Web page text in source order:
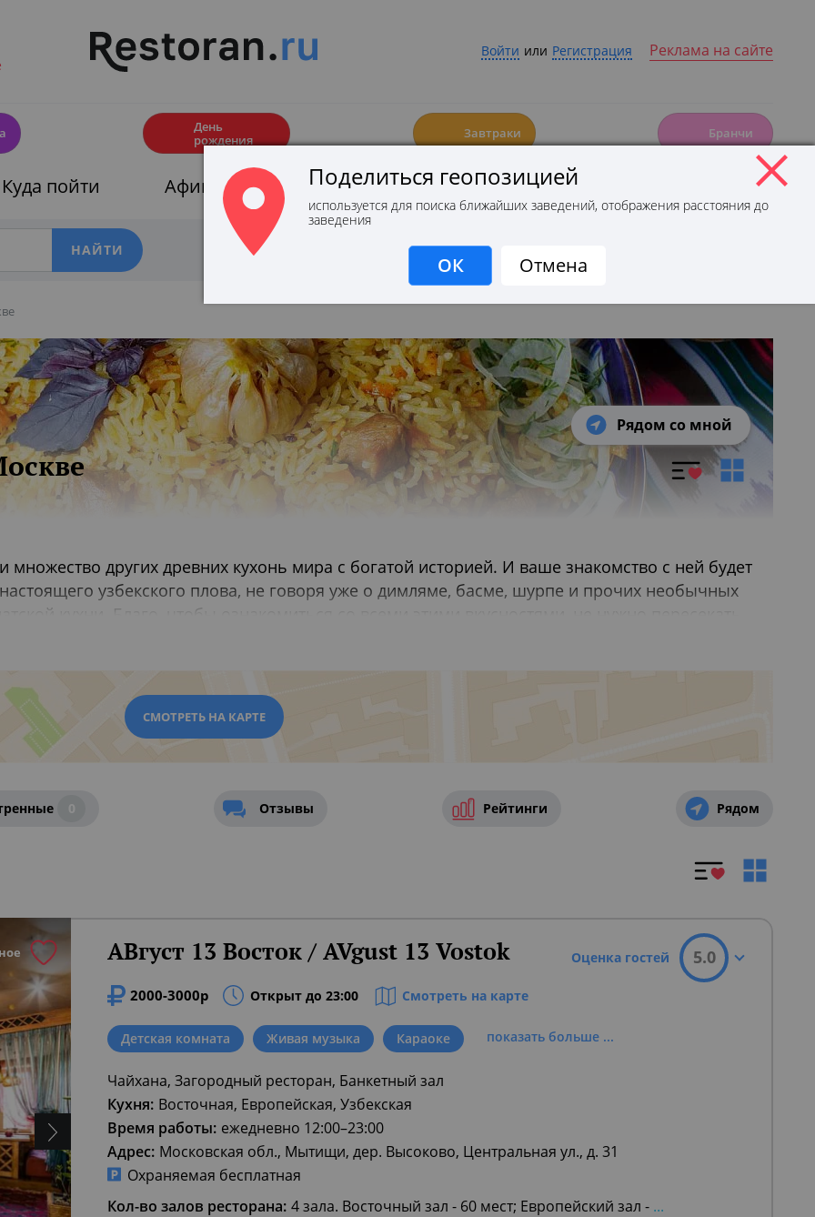
Войти или Регистрация Реклама на сайте
День
рождения
Завтраки Бранчи
Куда пойти Афиши Скидки Новости Открытия Статьи
Фильтры На карте
Рядом со мной
множество других древних кухонь мира с богатой историей. И ваше знакомство с ней будет
узбекского плова, не говоря уже о димляме, басме, шурпе и прочих необычных
кухни. Благо, чтобы ознакомиться со всеми этими вкусностями, не нужно пересекать
Москве.
с настоящим зелёным чаем, ведь ресторан узбекской кухни — это не только большие
сказок о восточных царях, но и небольшие уютные чайханы и кафе.
в удивительный мир империй средневекового Востока.
тщательно воссоздать самые яркие черты, передающие навыки старинных
узбекской кухней.
узбекских блюд и сладостей.
вкусами, поскольку государство располагалось вдоль Шёлкового пути, так что
новых вкусов.
СМОТРЕТЬ НА КАРТЕ
0 Отзывы Рейтинги Рядом
АВгуст 13 Восток / AVgust 13 Vostok
2000-3000р Открыт до 23:00 Смотреть на карте
Детская комната Живая музыка Караоке показать больше ...
Чайхана, Загородный ресторан, Банкетный зал
Кухня: Восточная, Европейская, Узбекская
Время работы: ежедневно 12:00–23:00
Адрес: Московская обл., Мытищи, дер. Высоково, Центральная ул., д. 31
Охраняемая бесплатная
Кол-во залов ресторана: 4 зала. Восточный зал - 60 мест; Европейский зал - ...
Оценка гостей 5.0
Поделиться геопозицией
используется для поиска ближайших заведений, отображения расстояния до
заведения
ОК Отмена